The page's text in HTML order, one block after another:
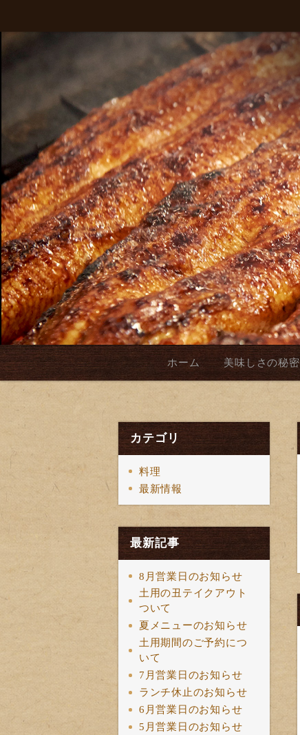
ホーム 美味しさの秘密
カテゴリ
料理
最新情報
最新記事
8月営業日のお知らせ
土用の丑テイクアウト
ついて
夏メニューのお知らせ
土用期間のご予約につ
いて
7月営業日のお知らせ
ランチ休止のお知らせ
6月営業日のお知らせ
5月営業日のお知らせ